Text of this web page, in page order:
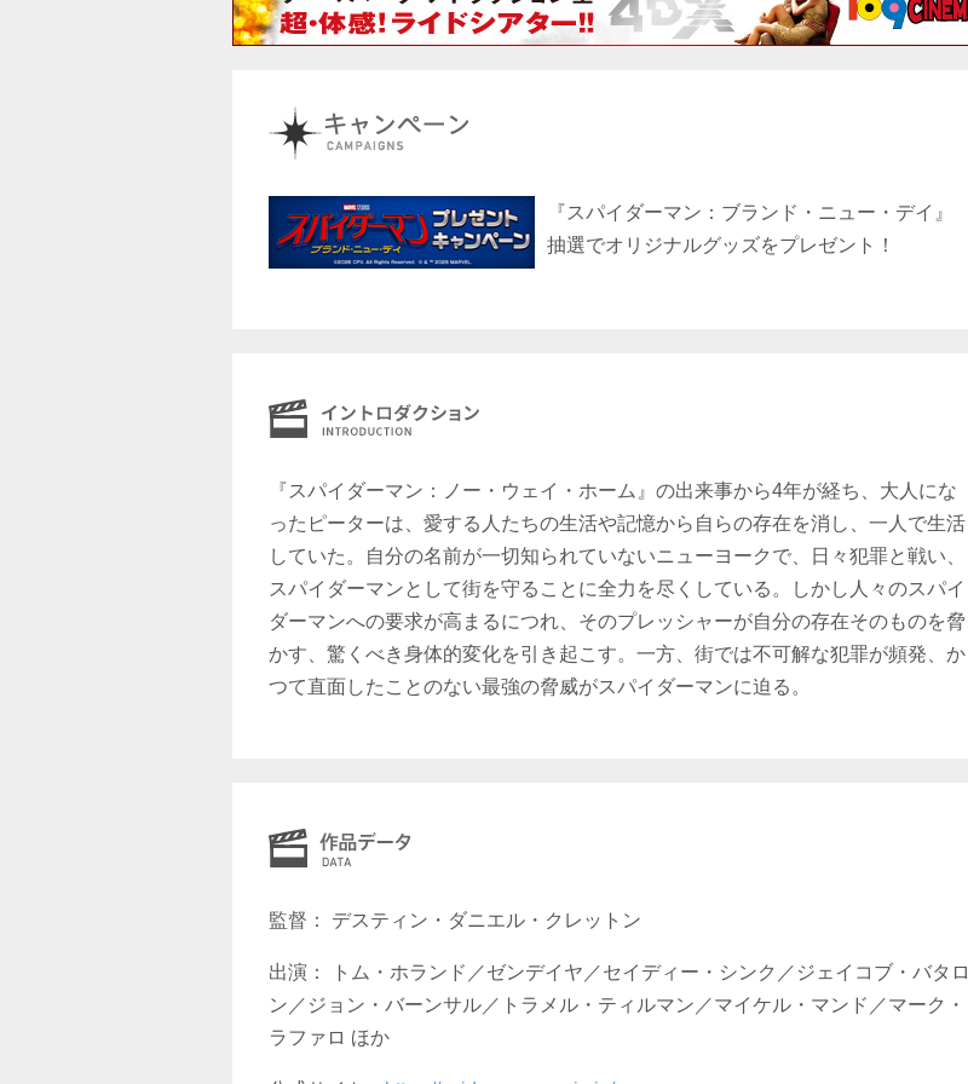
『スパイダーマン：ブランド・ニュー・デイ』
抽選でオリジナルグッズをプレゼント！
『スパイダーマン：ノー・ウェイ・ホーム』の出来事から4年が経ち、大人にな
ったピーターは、愛する人たちの生活や記憶から自らの存在を消し、一人で生活
していた。自分の名前が一切知られていないニューヨークで、日々犯罪と戦い、
スパイダーマンとして街を守ることに全力を尽くしている。しかし人々のスパイ
ダーマンへの要求が高まるにつれ、そのプレッシャーが自分の存在そのものを脅
かす、驚くべき身体的変化を引き起こす。一方、街では不可解な犯罪が頻発、か
つて直面したことのない最強の脅威がスパイダーマンに迫る。
監督： デスティン・ダニエル・クレットン
出演： トム・ホランド／ゼンデイヤ／セイディー・シンク／ジェイコブ・バタロ
ン／ジョン・バーンサル／トラメル・ティルマン／マイケル・マンド／マーク・
ラファロ ほか